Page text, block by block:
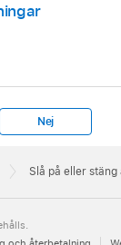
Nej
Slå på eller